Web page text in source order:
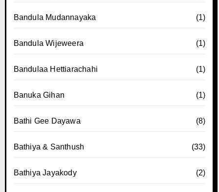
Bandula Mudannayaka (1)
Bandula Wijeweera (1)
Bandulaa Hettiarachahi (1)
Banuka Gihan (1)
Bathi Gee Dayawa (8)
Bathiya & Santhush (33)
Bathiya Jayakody (2)